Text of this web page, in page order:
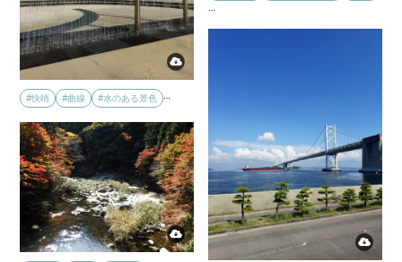
…
#快晴 #曲線 #水のある景色 …